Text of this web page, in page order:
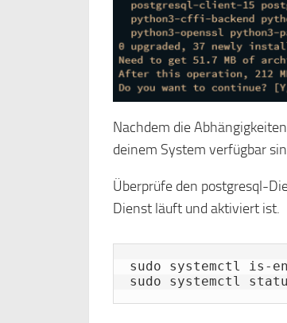
Nachdem die
deinem System verfügbar
Überprüfe den postgresql-
Dienst läuft und aktiviert ist.
sudo systemctl is-
sudo systemctl